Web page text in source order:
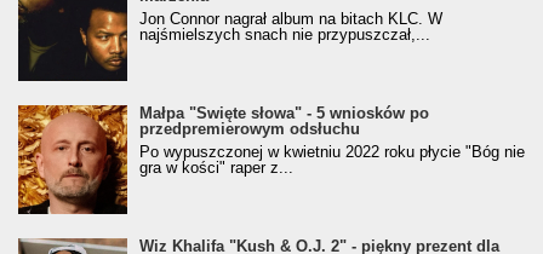
Jon Connor nagrał album na bitach KLC. W
najśmielszych snach nie przypuszczał,...
Małpa "Święte słowa" - 5 wniosków po
przedpremierowym odsłuchu
Po wypuszczonej w kwietniu 2022 roku płycie "Bóg nie
gra w kości" raper z...
Wiz Khalifa "Kush & O.J. 2" - piękny prezent dla